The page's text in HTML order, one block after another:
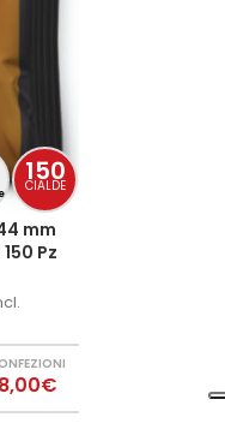
150
CIALDE
mm
Pz